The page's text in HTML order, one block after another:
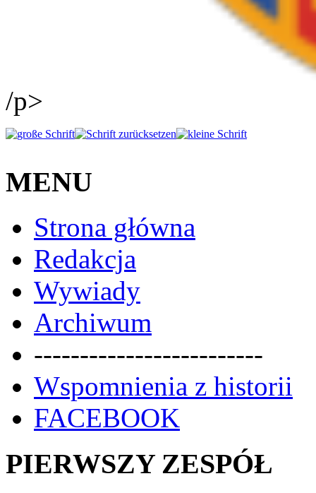
/p>
MENU
Strona główna
Redakcja
Wywiady
Archiwum
-------------------------
Wspomnienia z historii
FACEBOOK
PIERWSZY ZESPÓŁ